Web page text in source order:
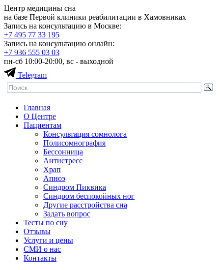
Центр медицины сна
на базе Первой клиники реабилитации в Хамовниках
Запись на консультацию в Москве:
+7 495 77 33 195
Запись на консультацию онлайн:
+7 936 555 03 03
пн-сб 10:00-20:00, вс - выходной
Telegram
Главная
О Центре
Пациентам
Консультация сомнолога
Полисомнография
Бессонница
Антистресс
Храп
Апноэ
Синдром Пиквика
Синдром беспокойных ног
Другие расстройства сна
Задать вопрос
Тесты по сну
Отзывы
Услуги и цены
СМИ о нас
Контакты